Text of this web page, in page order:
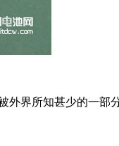
外界所知甚少的一部